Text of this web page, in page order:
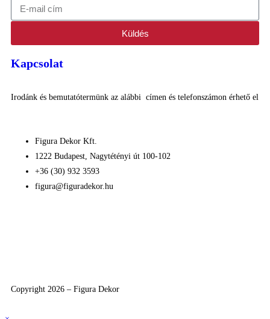
Küldés
Kapcsolat
Irodánk és bemutatótermünk az alábbi címen és telefonszámon érhető el
Figura Dekor Kft.
1222 Budapest, Nagytétényi út 100-102
+36 (30) 932 3593
figura@figuradekor.hu
Copyright 2026 – Figura Dekor